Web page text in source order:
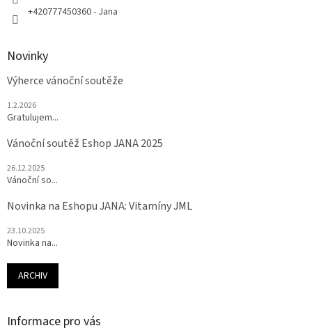
+420777450360 - Jana
Novinky
Výherce vánoční soutěže
1.2.2026
Gratulujem...
Vánoční soutěž Eshop JANA 2025
26.12.2025
Vánoční so...
Novinka na Eshopu JANA: Vitamíny JML
23.10.2025
Novinka na...
ARCHIV
Informace pro vás